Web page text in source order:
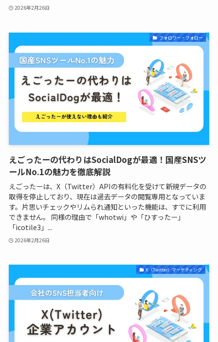
2026年2月26日
フォロワー・フォロー
えごったーの代わりはSocialDogが最適！国産SNSツ
ールNo.1の魅力を徹底解説
えごったーは、X（Twitter）APIの有料化を受けて新規データの
取得を停止しており、現在は過去データの閲覧専用となっていま
す。片思いチェックやリムられ通知といった機能は、すでに利用
できません。 同様の理由で「whotwi」や「ひすったー」
「icotile3」...
2026年2月26日
X（Twitter）マーケティング